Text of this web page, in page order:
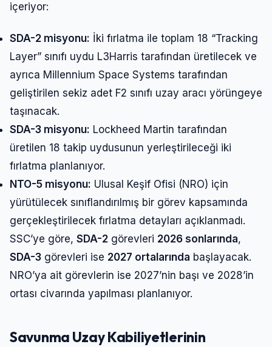
içeriyor:
SDA-2 misyonu: İki fırlatma ile toplam 18 “Tracking
Layer” sınıfı uydu L3Harris tarafından üretilecek ve
ayrıca Millennium Space Systems tarafından
geliştirilen sekiz adet F2 sınıfı uzay aracı yörüngeye
taşınacak.
SDA-3 misyonu: Lockheed Martin tarafından
üretilen 18 takip uydusunun yerleştirileceği iki
fırlatma planlanıyor.
NTO-5 misyonu: Ulusal Keşif Ofisi (NRO) için
yürütülecek sınıflandırılmış bir görev kapsamında
gerçekleştirilecek fırlatma detayları açıklanmadı.
SSC’ye göre, SDA-2 görevleri 2026 sonlarında,
SDA-3 görevleri ise 2027 ortalarında başlayacak.
NRO’ya ait görevlerin ise 2027’nin başı ve 2028’in
ortası civarında yapılması planlanıyor.
Savunma Uzay Kabiliyetlerinin